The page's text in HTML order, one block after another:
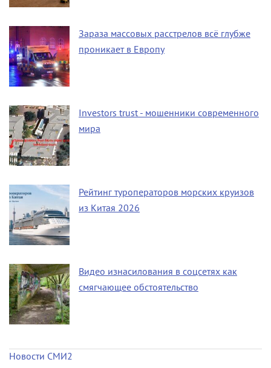
Зараза массовых расстрелов всё глубже
проникает в Европу
Investors trust - мошенники современного
мира
Рейтинг туроператоров морских круизов
из Китая 2026
Видео изнасилования в соцсетях как
смягчающее обстоятельство
Новости СМИ2